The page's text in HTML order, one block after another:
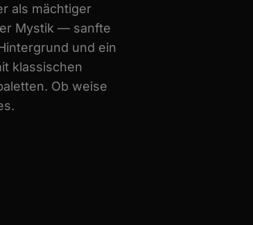
als mächtiger
Mystik — sanfte
und ein
klassischen
Ob weise